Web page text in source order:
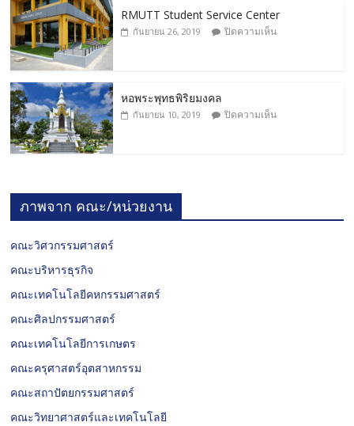
RMUTT Student Service Center
กันยายน 26, 2019 ปิดความเห็น
หอพระพุทธพิริยมงคล
กันยายน 10, 2019 ปิดความเห็น
ภาพจาก คณะ/หน่วยงาน
คณะวิศวกรรมศาสตร์
คณะบริหารธุรกิจ
คณะเทคโนโลยีคหกรรมศาสตร์
คณะศิลปกรรมศาสตร์
คณะเทคโนโลยีการเกษตร
คณะครุศาสตร์อุตสาหกรรม
คณะสถาปัตยกรรมศาสตร์
คณะวิทยาศาสตร์และเทคโนโลยี